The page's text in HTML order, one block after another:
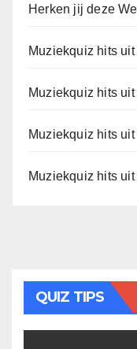
Herken jij deze
Muziekquiz hits
Muziekquiz hits
Muziekquiz hits
Muziekquiz hits
QUIZ TIPS